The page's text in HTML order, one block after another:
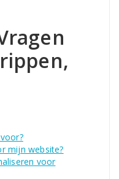
mijn website?
voor